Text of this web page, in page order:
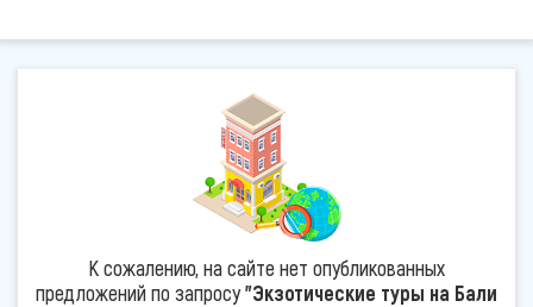
К сожалению, на сайте нет опубликованных
предложений по запросу"Экзотические туры на Бали